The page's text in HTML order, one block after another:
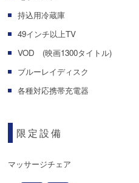
持込用冷蔵庫
49インチ以上TV
VOD (映画1300タイトル)
ブルーレイディスク
各種対応携帯充電器
限定設備
マッサージチェア